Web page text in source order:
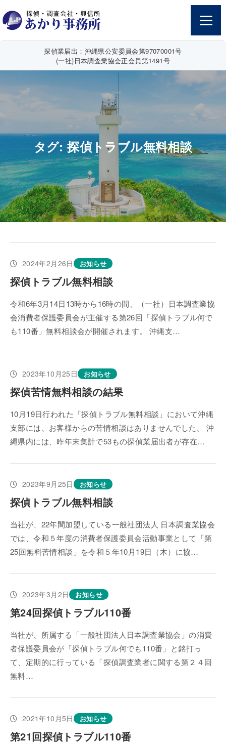
探偵業届出：沖縄県公安委員会第97070001号
(一社)日本調査業協会正会員第1491号
タグ:探偵トラブル無料相談
2024年2月26日 お知らせ
探偵トラブル無料相談
令和6年3月14日13時から16時の間、（一社）日本調査業協
会消費者保護委員会が主催する第26回「探偵トラブル何で
も110番」無料相談会が開催されます。 沖縄支…
2023年10月25日 お知らせ
探偵苦情無料相談の結果
10月19日行われた「探偵トラブル無料相談」において沖縄
支部には、お客様からの苦情相談はありませんでした。 沖
縄県内には、昨年末集計で53もの探偵業届出者が存在…
2023年9月25日 お知らせ
探偵トラブル無料相談
当社が、22年間加盟している一般社団法人 日本調査業協会
では、令和５年度の消費者保護委員会活動事業として「第
25回無料苦情相談」を令和５年10月19日（木）に協…
2023年3月2日 お知らせ
第24回探偵トラブル110番
当社が、所属する「一般社団法人日本調査業協会」の消費
者保護委員会が「探偵トラブル何でも110番」と銘打っ
て、定期的に行っている「探偵調査業者に関する第２４回
無料…
2021年10月5日 お知らせ
第21回探偵トラブル110番